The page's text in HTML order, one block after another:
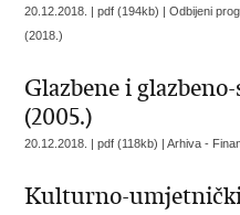
20.12.2018. | pdf (194kb) |Odbijeni
(2018.)
Glazbene i
(2005.)
20.12.2018. | pdf (118kb) |Arhiva -
Kulturno-umjetnički